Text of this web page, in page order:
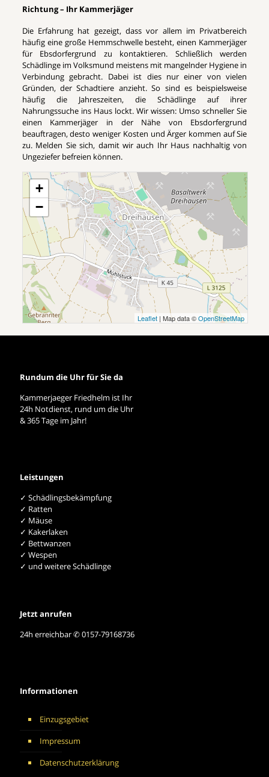
Richtung – Ihr Kammerjäger
Die Erfahrung hat gezeigt, dass vor allem im Privatbereich
häufig eine große Hemmschwelle besteht, einen Kammerjäger
für Ebsdorfergrund zu kontaktieren. Schließlich werden
Schädlinge im Volksmund meistens mit mangelnder Hygiene in
Verbindung gebracht. Dabei ist dies nur einer von vielen
Gründen, der Schadtiere anzieht. So sind es beispielsweise
häufig die Jahreszeiten, die Schädlinge auf ihrer
Nahrungssuche ins Haus lockt. Wir wissen: Umso schneller Sie
einen Kammerjäger in der Nähe von Ebsdorfergrund
beauftragen, desto weniger Kosten und Ärger kommen auf Sie
zu. Melden Sie sich, damit wir auch Ihr Haus nachhaltig von
Ungeziefer befreien können.
+
−
Leaflet | Map data ©OpenStreetMap
Rundum die Uhr für Sie da
Kammerjaeger Friedhelm ist Ihr
24h Notdienst, rund um die Uhr
& 365 Tage im Jahr!
Leistungen
✓ Schädlingsbekämpfung
✓ Ratten
✓ Mäuse
✓ Kakerlaken
✓ Bettwanzen
✓ Wespen
✓ und weitere Schädlinge
Jetzt anrufen
24h erreichbar ✆ 0157-79168736
Informationen
Einzugsgebiet
Impressum
Datenschutzerklärung